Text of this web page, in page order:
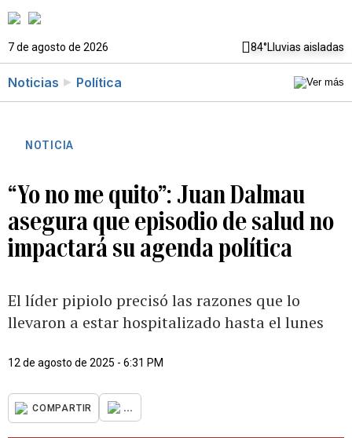
7 de agosto de 2026 84°Lluvias aisladas
Noticias Política
NOTICIA
“Yo no me quito”: Juan Dalmau
asegura que episodio de salud no
impactará su agenda política
El líder pipiolo precisó las razones que lo
llevaron a estar hospitalizado hasta el lunes
12 de agosto de 2025 - 6:31 PM
COMPARTIR ...